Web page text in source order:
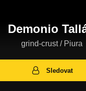
Demonio
grind-crust / Piura
Sledovat